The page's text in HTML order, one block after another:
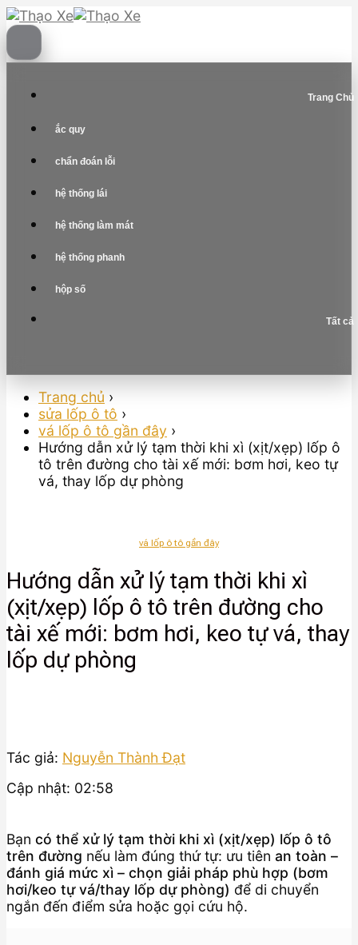
Skip
to
content
Trang Chủ
ắc quy
chẩn đoán lỗi
hệ thống lái
hệ thống làm mát
hệ thống phanh
hộp số
Tất cả
Trang chủ ›
sửa lốp ô tô ›
vá lốp ô tô gần đây ›
Hướng dẫn xử lý tạm thời khi xì (xịt/xẹp) lốp ô
tô trên đường cho tài xế mới: bơm hơi, keo tự
vá, thay lốp dự phòng
vá lốp ô tô gần đây
Hướng dẫn xử lý tạm thời khi xì
(xịt/xẹp) lốp ô tô trên đường cho
tài xế mới: bơm hơi, keo tự vá, thay
lốp dự phòng
Tác giả: Nguyễn Thành Đạt
Cập nhật: 02:58
Bạn có thể xử lý tạm thời khi xì (xịt/xẹp) lốp ô tô
trên đường nếu làm đúng thứ tự: ưu tiên an toàn –
đánh giá mức xì – chọn giải pháp phù hợp (bơm
hơi/keo tự vá/thay lốp dự phòng) để di chuyển
ngắn đến điểm sửa hoặc gọi cứu hộ.